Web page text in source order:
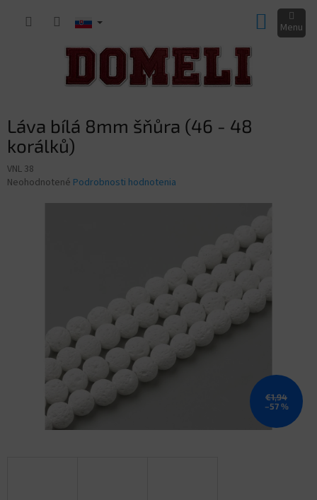
KOŠÍK
Láva bílá 8mm šňůra (46 - 48
korálků)
VNL 38
Priemerné
Neohodnotené Podrobnosti hodnotenia
€1,94
–57 %